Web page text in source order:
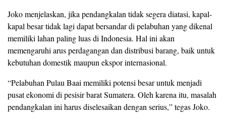
Joko menjelaskan, jika pendangkalan tidak segera diatasi, kapal-
kapal besar tidak lagi dapat bersandar di pelabuhan yang dikenal
memiliki lahan paling luas di Indonesia. Hal ini akan
memengaruhi arus perdagangan dan distribusi barang, baik untuk
kebutuhan domestik maupun ekspor internasional.
“Pelabuhan Pulau Baai memiliki potensi besar untuk menjadi
pusat ekonomi di pesisir barat Sumatera. Oleh karena itu, masalah
pendangkalan ini harus diselesaikan dengan serius,” tegas Joko.